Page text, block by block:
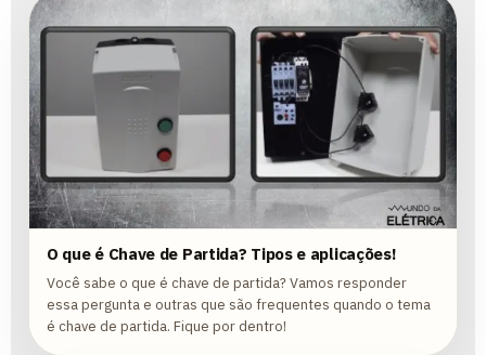
O que é Chave de Partida? Tipos e aplicações!
Você sabe o que é chave de partida? Vamos responder
essa pergunta e outras que são frequentes quando o tema
é chave de partida. Fique por dentro!